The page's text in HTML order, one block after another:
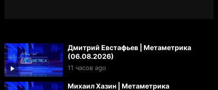
Дмитрий Евстафьев | Метаметрика
(06.08.2026)
11 часов ago
Михаил Хазин | Метаметрика